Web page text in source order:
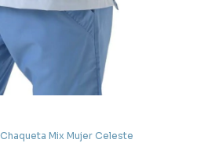
Chaqueta Mix Mujer Celeste